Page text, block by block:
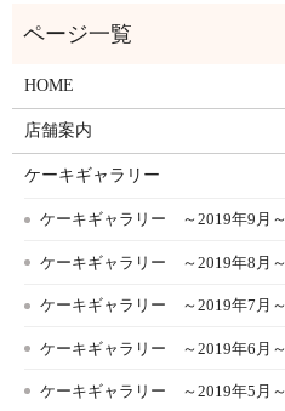
HOME
店舗案内
ケーキギャラリー
ケーキギャラリー ～2019年9月～
ケーキギャラリー ～2019年8月～
ケーキギャラリー ～2019年7月～
ケーキギャラリー ～2019年6月～
ケーキギャラリー ～2019年5月～